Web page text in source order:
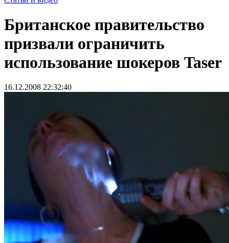
Британское правительство
призвали ограничить
использование шокеров Taser
16.12.2008 22:32:40